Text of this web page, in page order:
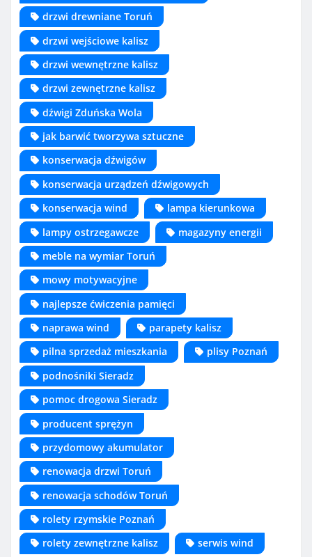
drzwi drewniane Toruń
drzwi wejściowe kalisz
drzwi wewnętrzne kalisz
drzwi zewnętrzne kalisz
dźwigi Zduńska Wola
jak barwić tworzywa sztuczne
konserwacja dźwigów
konserwacja urządzeń dźwigowych
konserwacja wind
lampa kierunkowa
lampy ostrzegawcze
magazyny energii
meble na wymiar Toruń
mowy motywacyjne
najlepsze ćwiczenia pamięci
naprawa wind
parapety kalisz
pilna sprzedaż mieszkania
plisy Poznań
podnośniki Sieradz
pomoc drogowa Sieradz
producent sprężyn
przydomowy akumulator
renowacja drzwi Toruń
renowacja schodów Toruń
rolety rzymskie Poznań
rolety zewnętrzne kalisz
serwis wind